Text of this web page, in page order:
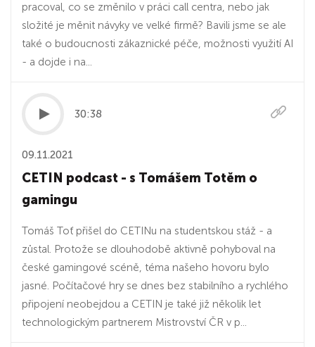
pracoval, co se změnilo v práci call centra, nebo jak
složité je měnit návyky ve velké firmě? Bavili jsme se ale
také o budoucnosti zákaznické péče, možnosti využití AI
- a dojde i na...
30:38
09.11.2021
CETIN podcast - s Tomášem Totěm o
gamingu
Tomáš Toť přišel do CETINu na studentskou stáž - a
zůstal. Protože se dlouhodobě aktivně pohyboval na
české gamingové scéně, téma našeho hovoru bylo
jasné. Počítačové hry se dnes bez stabilního a rychlého
připojení neobejdou a CETIN je také již několik let
technologickým partnerem Mistrovství ČR v p...